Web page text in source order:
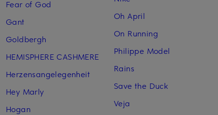
Fear of God
Gant
Goldbergh
HEMISPHERE CASHMERE
Herzensangelegenheit
Hey Marly
Hogan
Oh April
On Running
Philippe Model
Rains
Save the Duck
Veja